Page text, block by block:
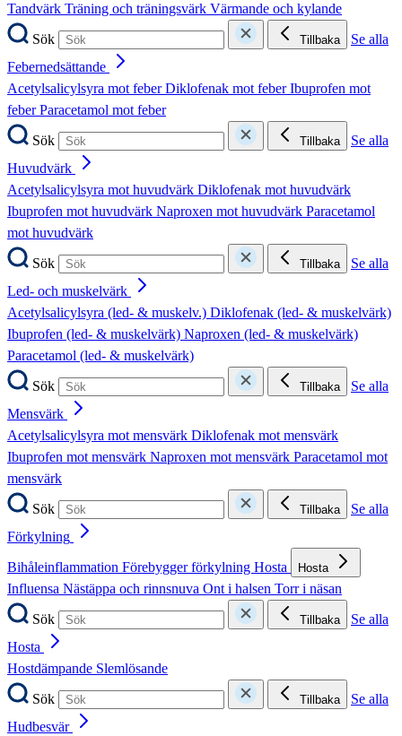
Tandvärk Träning och träningsvärk Värmande och kylande
Sök
Tillbaka
Se alla
Febernedsättande
Acetylsalicylsyra mot feberDiklofenak mot feberIbuprofen mot
feberParacetamol mot feber
Sök
Tillbaka
Se alla
Huvudvärk
Acetylsalicylsyra mot huvudvärk Diklofenak mot huvudvärk
Ibuprofen mot huvudvärk Naproxen mot huvudvärk Paracetamol
mot huvudvärk
Sök
Tillbaka
Se alla
Led- och muskelvärk
Acetylsalicylsyra (led- & muskelv.) Diklofenak (led- & muskelvärk)
Ibuprofen (led- & muskelvärk) Naproxen (led- & muskelvärk)
Paracetamol (led- & muskelvärk)
Sök
Tillbaka
Se alla
Mensvärk
Acetylsalicylsyra mot mensvärk Diklofenak mot mensvärk
Ibuprofen mot mensvärk Naproxen mot mensvärk Paracetamol mot
mensvärk
Sök
Tillbaka
Se alla
Förkylning
Bihåleinflammation Förebygger förkylning Hosta Hosta
Influensa Nästäppa och rinnsnuva Ont i halsen Torr i näsan
Sök
Tillbaka
Se alla
Hosta
Hostdämpande Slemlösande
Sök
Tillbaka
Se alla
Hudbesvär